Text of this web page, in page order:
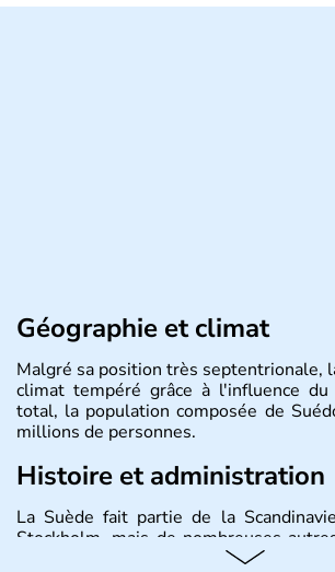
Géographie et climat
Malgré sa position très septentrionale,
climat tempéré grâce à l'influence
total, la population composée de
millions de personnes.
Histoire et administration
La Suède fait partie de la
Stockholm, mais de nombreuses
renommée comme Malmö et